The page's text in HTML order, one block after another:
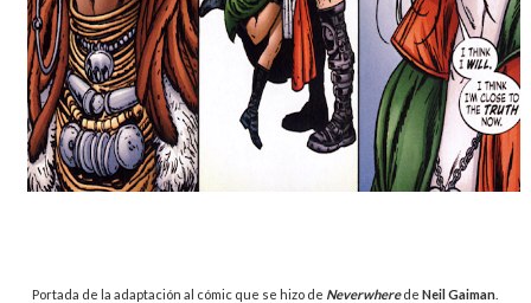
Portada de la adaptación al cómic que se hizo de NeverwheredeNeil Gaiman